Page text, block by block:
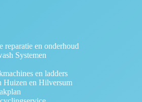
reparatie en onderhoud
Systemen
en ladders
Huizen en Hilversum